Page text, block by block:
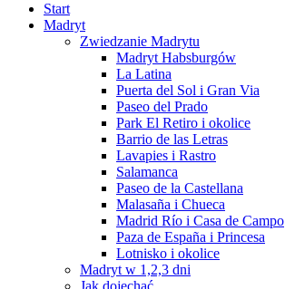
Start
Madryt
Zwiedzanie Madrytu
Madryt Habsburgów
La Latina
Puerta del Sol i Gran Via
Paseo del Prado
Park El Retiro i okolice
Barrio de las Letras
Lavapies i Rastro
Salamanca
Paseo de la Castellana
Malasaña i Chueca
Madrid Río i Casa de Campo
Paza de España i Princesa
Lotnisko i okolice
Madryt w 1,2,3 dni
Jak dojechać